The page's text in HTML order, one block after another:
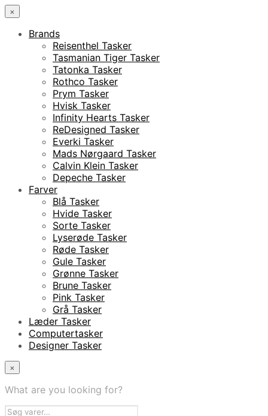
×
Brands
Reisenthel Tasker
Tasmanian Tiger Tasker
Tatonka Tasker
Rothco Tasker
Prym Tasker
Hvisk Tasker
Infinity Hearts Tasker
ReDesigned Tasker
Everki Tasker
Mads Nørgaard Tasker
Calvin Klein Tasker
Depeche Tasker
Farver
Blå Tasker
Hvide Tasker
Sorte Tasker
Lyserøde Tasker
Røde Tasker
Gule Tasker
Grønne Tasker
Brune Tasker
Pink Tasker
Grå Tasker
Læder Tasker
Computertasker
Designer Tasker
×
What are you looking for?